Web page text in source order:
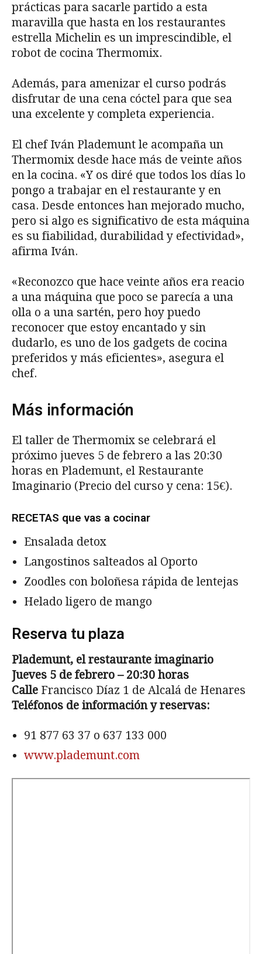
prácticas para sacarle partido a esta
maravilla que hasta en los restaurantes
estrella Michelin es un imprescindible, el
robot de cocina Thermomix.
Además, para amenizar el curso podrás
disfrutar de una cena cóctel para que sea
una excelente y completa experiencia.
El chef Iván Plademunt le acompaña un
Thermomix desde hace más de veinte años
en la cocina. «Y os diré que todos los días lo
pongo a trabajar en el restaurante y en
casa. Desde entonces han mejorado mucho,
pero si algo es significativo de esta máquina
es su fiabilidad, durabilidad y efectividad»,
afirma Iván.
«Reconozco que hace veinte años era reacio
a una máquina que poco se parecía a una
olla o a una sartén, pero hoy puedo
reconocer que estoy encantado y sin
dudarlo, es uno de los gadgets de cocina
preferidos y más eficientes», asegura el
chef.
Más información
El taller de Thermomix se celebrará el
próximo jueves 5 de febrero a las 20:30
horas en Plademunt, el Restaurante
Imaginario (Precio del curso y cena: 15€).
RECETAS que vas a cocinar
Ensalada detox
Langostinos salteados al Oporto
Zoodles con boloñesa rápida de lentejas
Helado ligero de mango
Reserva tu plaza
Plademunt, el restaurante imaginario
Jueves 5 de febrero – 20:30 horas
Calle Francisco Díaz 1 de Alcalá de Henares
Teléfonos de información y reservas:
91 877 63 37 o 637 133 000
www.plademunt.com